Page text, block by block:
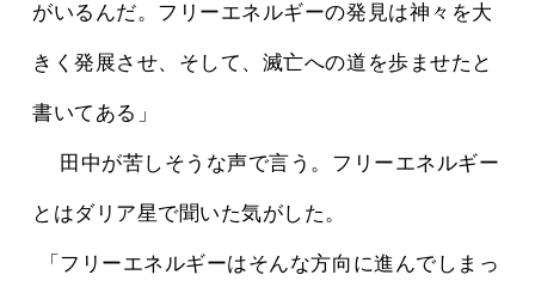
がいるんだ。フリーエネルギーの発見は神々を大
きく発展させ、そして、滅亡への道を歩ませたと
書いてある」
とはダリア星で聞いた気がした。